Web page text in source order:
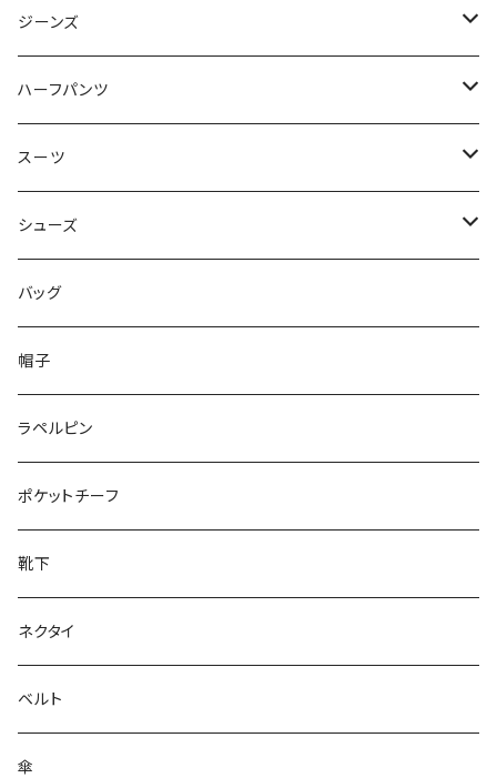
50/XL～
48/L
50/XL～
46/M
48/L
50/XL～
～44/S
46/M
48/L
50/XL～
ジーンズ
～44/S
46/M
48/L
50/XL～
ハーフパンツ
～44/S
46/M
48/L
50/XL～
スーツ
～44/S
46/M
48/L
50/XL～
シューズ
～25.5cm
26cm～
27cm～
28cm～
バッグ
帽子
ラペルピン
ポケットチーフ
靴下
ネクタイ
ベルト
傘